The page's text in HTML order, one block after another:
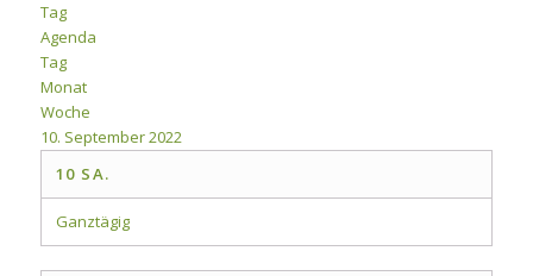
Tag
Agenda
Tag
Monat
Woche
10. September 2022
10 SA.
Ganztägig